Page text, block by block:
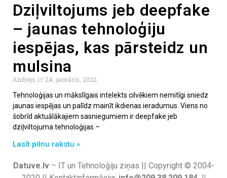
Dziļviltojums jeb deepfake
– jaunas tehnoloģiju
iespējas, kas pārsteidz un
mulsina
Andrejs
24. janvāris, 2022
Tehnoloģijas un mākslīgais intelekts cilvēkiem nemitīgi sniedz
jaunas iespējas un palīdz mainīt ikdienas ieradumus. Viens no
šobrīd aktuālākajiem sasniegumiem ir deepfake jeb
dziļviltojuma tehnoloģijas –
Lasīt pilnu rakstu »
Datuve.lv– IT un Tehnoloģiju ziņas || Copyright © 2004-